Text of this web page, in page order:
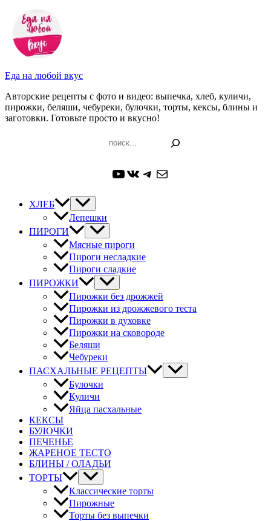
Перейти
содержимому
Еда на любой вкус
Авторские рецепты с фото и видео: выпечка, хлеб, куличи,
пирожки, беляши, чебуреки, булочки, торты, кексы, блины и
заготовки. Готовьте просто и вкусно!
YouTube
ВКонтакте
Telegram
Почта
ХЛЕБ
Лепешки
ПИРОГИ
Мясные пироги
Пироги несладкие
Пироги сладкие
ПИРОЖКИ
Пирожки без дрожжей
Пирожки из дрожжевого теста
Пирожки в духовке
Пирожки на сковороде
Беляши
Чебуреки
ПАСХАЛЬНЫЕ РЕЦЕПТЫ
Булочки
Куличи
Яйца пасхальные
КЕКСЫ
БУЛОЧКИ
ПЕЧЕНЬЕ
ЖАРЕНОЕ ТЕСТО
БЛИНЫ / ОЛАДЬИ
ТОРТЫ
Классические торты
Пирожные
Торты без выпечки